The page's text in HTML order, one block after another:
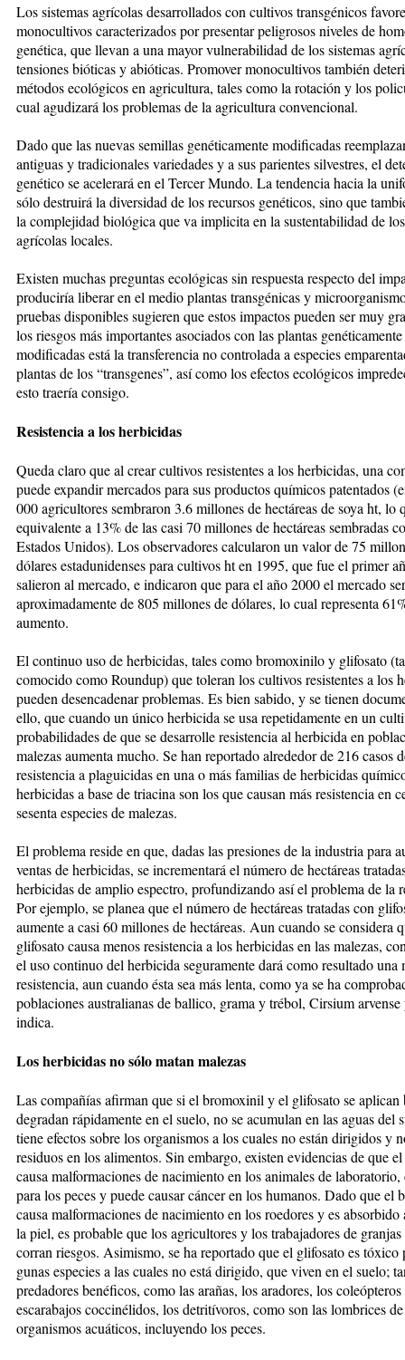
Los sistemas agrícolas desarrollados con cultivos transgénicos
monocultivos caracterizados por presentar peligrosos niveles de
genética, que llevan a una mayor vulnerabilidad de los sistemas
tensiones bió­ticas y abió­ti­cas. Promover monoculti­vos también
métodos ecológicos en agricultura, tales como la ro­­tación y los
cual agu­di­zará los problemas de la agricultura convencional.
Dado que las nuevas semillas ge­né­ti­camente modificadas
antiguas y tradicionales variedades y a sus parientes silvestres, el
genético se acelerará en el Ter­cer Mun­do. La tendencia ha­cia la
sólo destruirá la di­ver­­si­dad de los recursos genéticos, si­no que
la complejidad bio­ló­gica que va implicita en la sus­ten­ta­bi­lidad de
agríco­las locales.
Existen muchas preguntas ecoló­gi­cas sin respuesta respecto del
produciría liberar en el me­­­dio plantas transgénicas y
pruebas disponibles su­gie­ren que es­tos impactos pueden ser muy
los riesgos más im­portantes aso­cia­dos con las plantas ge­néticamente
modificadas está la trans­ferencia no con­trolada a especies
plantas de los “transgenes”, así como los efec­tos eco­lógicos
esto traería consigo.
Resistencia a los herbicidas
Queda claro que al crear cultivos re­sis­tentes a los herbicidas, una
puede expandir mercados para sus productos químicos patentados
000 agricultores sembraron 3.6 millones de hectáreas de soya ht, lo
equivalente a 13% de las casi 70 millones de hectáreas sembradas
Estados Unidos). Los ob­serva­­do­res calcularon un valor de 75
dólares estadunidenses para cultivos ht en 1995, que fue el pri­mer
salieron al mercado, e indica­ron que para el año 2000 el mer­­cado
aproximadamente de 805 millones de dólares, lo cual represen­ta
aumento.
El continuo uso de herbicidas, tales como bromoxinilo y glifosato
comocido como Roundup) que to­leran los cultivos resistentes a los
pueden desencadenar pro­­blemas. Es bien sabido, y se tienen
ello, que cuando un úni­co herbicida se usa repetidamente en un
probabilidades de que se desarrolle resistencia al her­bicida en
malezas aumenta mucho. Se han reportado al­re­de­dor de 216 casos
resistencia a plaguicidas en una o más familias de herbicidas
herbicidas a base de triacina son los que cau­san más resistencia en
sesenta especies de malezas.
El problema reside en que, dadas las presiones de la industria para
ventas de herbicidas, se in­crementará el número de hectáreas
herbicidas de amplio espectro, pro­fundizando así el problema de la
Por ejemplo, se planea que el número de hectáreas tratadas con
aumente a casi 60 millones de hectáreas. Aun cuando se considera
glifosato causa me­nos resistencia a los herbicidas en las malezas,
el uso continuo del herbicida seguramente dará co­mo resultado una
resistencia, aun cuando ésta sea más lenta, co­­mo ya se ha
po­bla­ciones australianas de ballico, grama y trébol, Cirsium
indica.
Los herbicidas no sólo matan malezas
Las compañías afirman que si el bro­mo­xi­nil y el glifosato se aplican
degradan rápidamente en el suelo, no se acumulan en las aguas del
tiene efectos sobre los or­ga­nis­mos a los cuales no están diri­gi­dos y
residuos en los ali­men­tos. Sin embargo, existen eviden­cias de que
causa malforma­cio­nes de nacimiento en los animales de
para los pe­ces y puede causar cáncer en los hu­ma­nos. Dado que el
causa mal­for­maciones de nacimiento en los roedores y es absorbido
la piel, es probable que los agricultores y los trabajadores de
corran riesgos. Asimismo, se ha re­­por­­tado que el glifosato es
gunas especies a las cuales no está di­rigido, que viven en el suelo;
predadores benéficos, como las ara­ñas, los aradores, los
escarabajos coccinélidos, los detri­tívoros, como son las lombrices
organismos acuáticos, in­clu­yendo los peces.